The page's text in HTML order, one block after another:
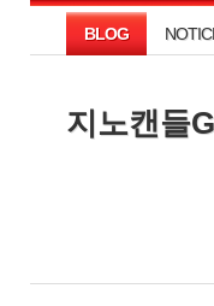
지노캔들
지노캔들
BLOG
BLOG